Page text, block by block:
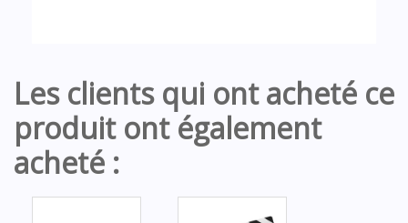
Les clients qui ont acheté ce
produit ont également
acheté :